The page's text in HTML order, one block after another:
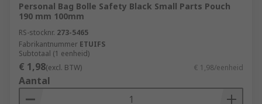
Personal Bag Bolle Safety Black Small Parts Pouch
190 mm 100mm
RS-stocknr. 273-5465
Fabrikantnummer ETUIFS
Subtotaal (1 eenheid)
€ 1,98(excl. BTW) € 1,98/eenheid
Aantal